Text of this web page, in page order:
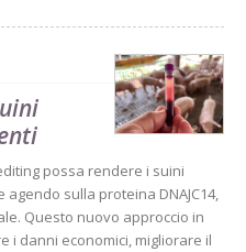
possa rendere i suini
sulla proteina DNAJC14,
Questo nuovo approccio in
i danni economici, migliorare il